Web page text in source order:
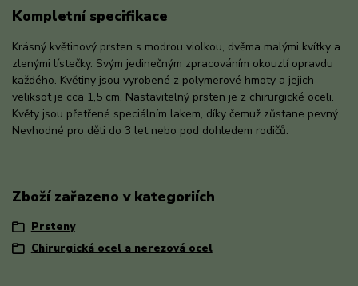
Kompletní specifikace
Krásný květinový prsten s modrou violkou, dvěma malými kvítky a
zlenými lístečky. Svým jedinečným zpracováním okouzlí opravdu
každého. Květiny jsou vyrobené z polymerové hmoty a jejich
veliksot je cca 1,5 cm. Nastavitelný prsten je z chirurgické oceli.
Květy jsou přetřené speciálním lakem, díky čemuž zůstane pevný.
Nevhodné pro děti do 3 let nebo pod dohledem rodičů.
Zboží zařazeno v kategoriích
Prsteny
Chirurgická ocel a nerezová ocel